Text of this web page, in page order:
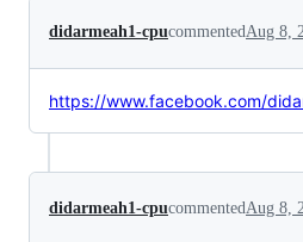
didarmeah1-cpucommentedAug 8,
https://www.facebook.com/
didarmeah1-cpucommentedAug 8,